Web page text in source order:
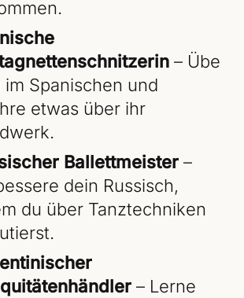
– Übe
im Spanischen und
etwas über ihr
Ballettmeister –
dein Russisch,
du über Tanztechniken
– Lerne